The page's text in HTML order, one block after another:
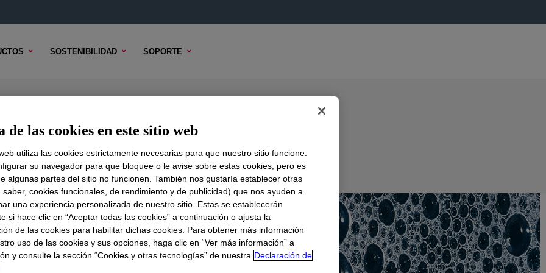
SOSTENIBILIDAD SOPORTE
TÉCNICO OPCIONES DE MUESTRA OPCIONES DE COMPRA
de las cookies en este sitio web
utiliza las cookies estrictamente necesarias para que nuestro sitio funcione.
su navegador para que bloquee o le avise sobre estas cookies, pero es
algunas partes del sitio no funcionen. También nos gustaría establecer otras
saber, cookies funcionales, de rendimiento y de publicidad) que nos ayuden a
una experiencia personalizada de nuestro sitio. Estas se establecerán
si hace clic en “Aceptar todas las cookies” a continuación o ajusta la
de las cookies para habilitar dichas cookies. Para obtener más información
uso de las cookies y sus opciones, haga clic en “Ver más información” a
y consulte la sección “Cookies y otras tecnologías” de nuestra Declaración de